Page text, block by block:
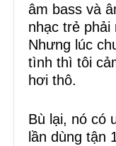
âm bass và
nhạc trẻ phải
Nhưng lúc
tình thì tôi
hơi thô.
Bù lại, nó có
lần dùng tận